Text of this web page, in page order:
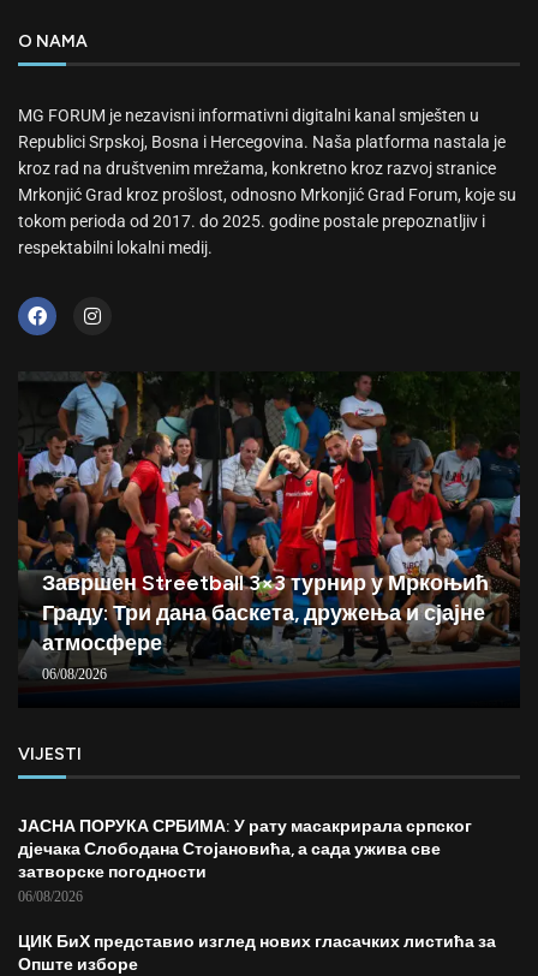
O NAMA
MG FORUM je nezavisni informativni digitalni kanal smješten u
Republici Srpskoj, Bosna i Hercegovina. Naša platforma nastala je
kroz rad na društvenim mrežama, konkretno kroz razvoj stranice
Mrkonjić Grad kroz prošlost, odnosno Mrkonjić Grad Forum, koje su
tokom perioda od 2017. do 2025. godine postale prepoznatljiv i
respektabilni lokalni medij.
Завршен Streetball 3×3 турнир у Мркоњић
Граду: Три дана баскета, дружења и сјајне
атмосфере
06/08/2026
VIJESTI
ЈАСНА ПОРУКА СРБИМА: У рату масакрирала српског
дјечака Слободана Стојановића, а сада ужива све
затворске погодности
06/08/2026
ЦИК БиХ представио изглед нових гласачких листића за
Опште изборе